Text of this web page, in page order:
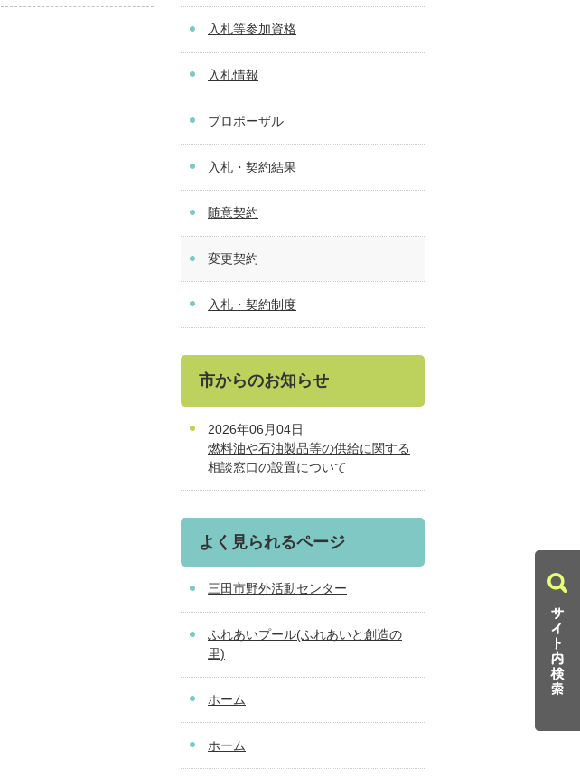
入札等参加資格
入札情報
プロポーザル
入札・契約結果
随意契約
変更契約
入札・契約制度
市からのお知らせ
2026年06月04日
燃料油や石油製品等の供給に関する
相談窓口の設置について
よく見られるページ
三田市野外活動センター
ふれあいプール(ふれあいと創造の
里)
ホーム
ホーム